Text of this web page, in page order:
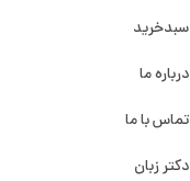
سبدخرید
درباره ما
تماس با ما
دکتر زبان